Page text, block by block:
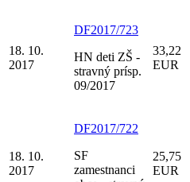
18. 10.
2017
DF2017/723
HN deti ZŠ -
stravný prísp.
09/2017
33,22
EUR
18. 10.
2017
DF2017/722
SF
zamestnanci
25,75
EUR